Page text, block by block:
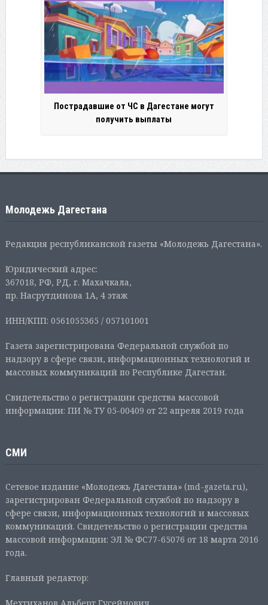
Пострадавшие от ЧС в Дагестане могут
получить выплаты
Молодежь Дагестана
Редакция республиканской газеты «Молодежь Дагестана».
Юридический адрес:
367018, РФ, РД, г. Махачкала,
пр. Насрутдинова 1А, 4 этаж
ИНН/КПП: 0561055365 / 057101001
Газета зарегистрирована Федеральной службой по
надзору в сфере связи, информационных технологий и
массовых коммуникаций по Республике Дагестан.
Свидетельство о регистрации средства массовой
информации: ПИ № ТУ 05-00409 от 22 апреля 2019 года
СМИ
Сетевое издание «Молодежь Дагестана» (md-gazeta.ru),
зарегистрирован Федеральной службой по надзору в
сфере связи, информационных технологий и массовых
коммуникаций. Свидетельство о регистрации средства
массовой информации: ЭЛ № ФС77-65076 от 18 марта 2016
года.
Главный редактор: